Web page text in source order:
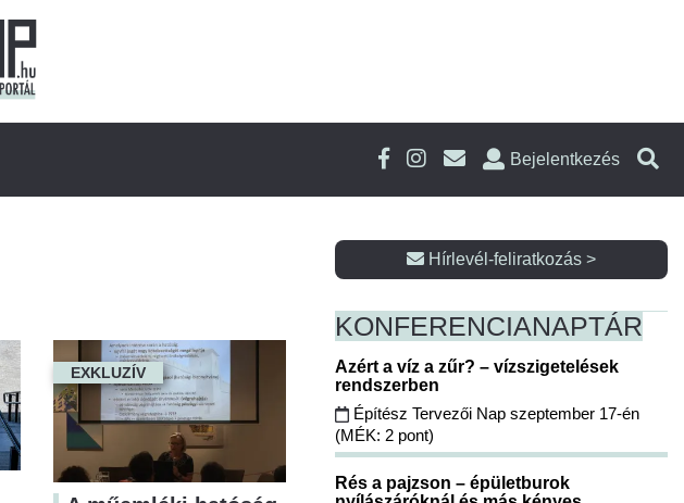
Bejelentkezés
EXKLUZÍV
Hírlevél-feliratkozás >
KONFERENCIANAPTÁR
Azért a víz a zűr? – vízszigetelések
rendszerben
Építész Tervezői Nap szeptember 17-én
(MÉK: 2 pont)
Rés a pajzson – épületburok